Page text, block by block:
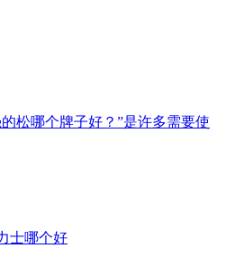
松哪个牌子好？”是许多需要使
士哪个好